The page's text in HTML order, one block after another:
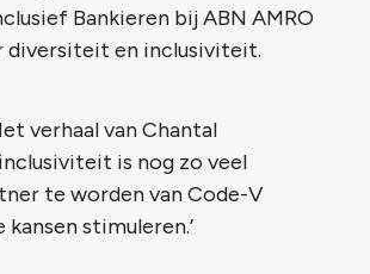
Bankieren bij ABN AMRO
diversiteit en inclusiviteit.
verhaal van Chantal
is nog zo veel
te worden van Code-V
stimuleren.’